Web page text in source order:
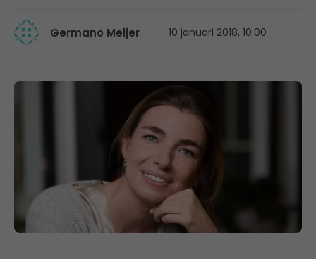
Germano Meijer 10 januari 2018, 10:00